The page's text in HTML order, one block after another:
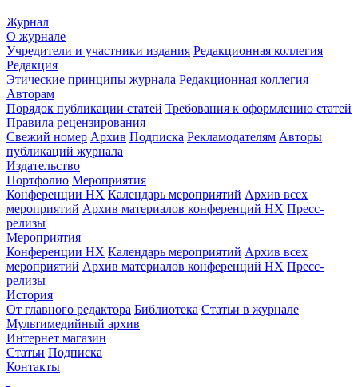
Журнал
О журнале
Учредители и участники издания Редакционная коллегия
Редакция
Этические принципы журнала Редакционная коллегия
Авторам
Порядок публикации статей Требования к оформлению статей
Правила рецензирования
Свежий номер Архив Подписка Рекламодателям Авторы
публикаций журнала
Издательство
Портфолио Мероприятия
Конференции НХ Календарь мероприятий Архив всех
мероприятий Архив материалов конференций НХ Пресс-
релизы
Мероприятия
Конференции НХ Календарь мероприятий Архив всех
мероприятий Архив материалов конференций НХ Пресс-
релизы
История
От главного редактора Библиотека Статьи в журнале
Мультимедийный архив
Интернет магазин
Статьи Подписка
Контакты